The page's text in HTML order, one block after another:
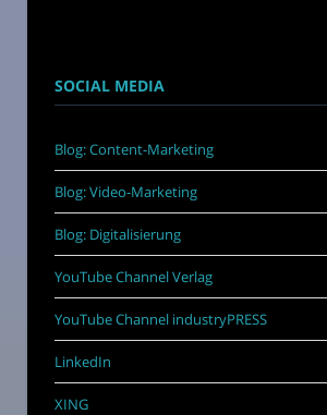
SOCIAL MEDIA
Blog: Content-Marketing
Blog: Video-Marketing
Blog: Digitalisierung
YouTube Channel Verlag
YouTube Channel industryPRESS
LinkedIn
XING